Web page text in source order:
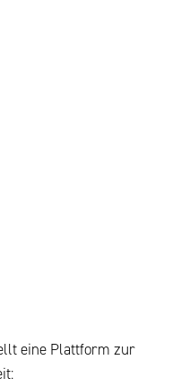
eine Plattform zur